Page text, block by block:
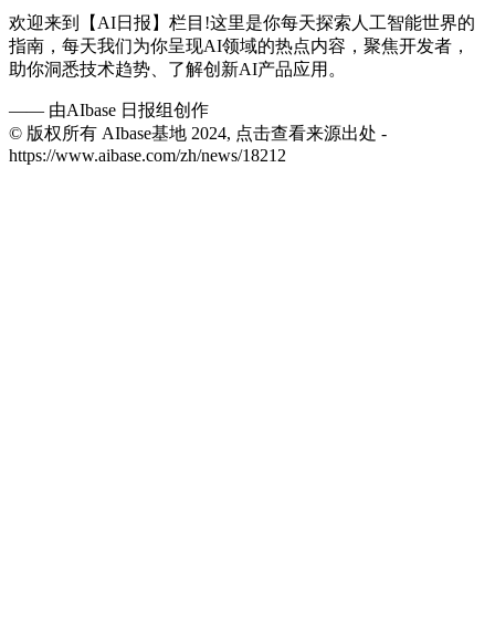
欢迎来到【AI日报】栏目!这里是你每天探索人工智能世界的
指南，每天我们为你呈现AI领域的热点内容，聚焦开发者，
助你洞悉技术趋势、了解创新AI产品应用。
—— 由AIbase 日报组创作
© 版权所有 AIbase基地 2024, 点击查看来源出处 -
https://www.aibase.com/zh/news/18212